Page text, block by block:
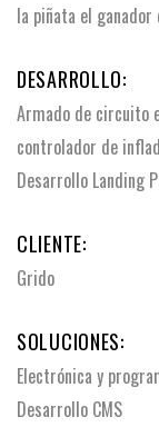
la piñata el
DESARROLLO:
Armado de circuito
controlador de
Desarrollo Landing
CLIENTE:
Grido
SOLUCIONES:
Electrónica y
Desarrollo CMS